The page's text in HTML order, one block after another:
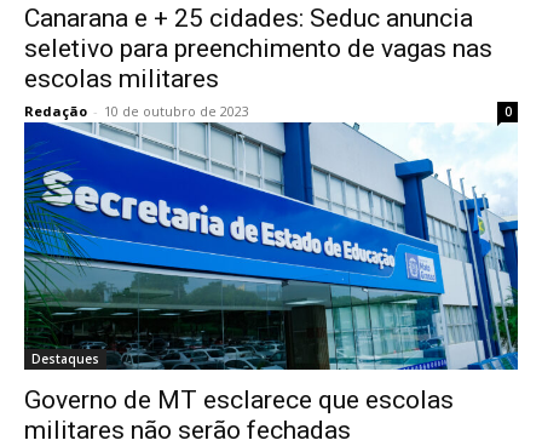
Canarana e + 25 cidades: Seduc anuncia
seletivo para preenchimento de vagas nas
escolas militares
Redação - 10 de outubro de 2023 0
Destaques
Governo de MT esclarece que escolas
militares não serão fechadas